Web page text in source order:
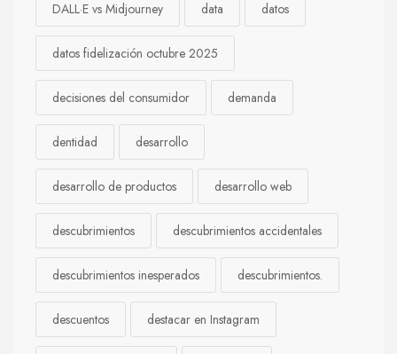
DALL·E vs Midjourney data datos
datos fidelización octubre 2025
decisiones del consumidor demanda
dentidad desarrollo
desarrollo de productos desarrollo web
descubrimientos descubrimientos accidentales
descubrimientos inesperados descubrimientos.
descuentos destacar en Instagram